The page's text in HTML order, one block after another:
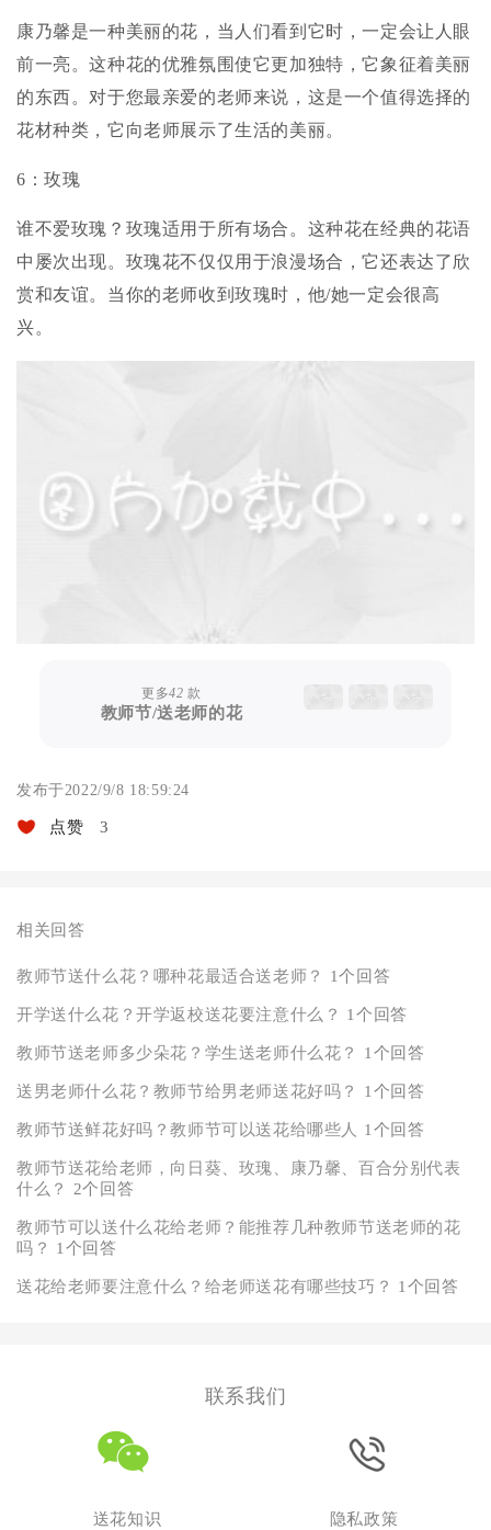
康乃馨是一种美丽的花，当人们看到它时，一定会让人眼
前一亮。这种花的优雅氛围使它更加独特，它象征着美丽
的东西。对于您最亲爱的老师来说，这是一个值得选择的
花材种类，它向老师展示了生活的美丽。
6：玫瑰
谁不爱玫瑰？玫瑰适用于所有场合。这种花在经典的花语
中屡次出现。玫瑰花不仅仅用于浪漫场合，它还表达了欣
赏和友谊。当你的老师收到玫瑰时，他/她一定会很高
兴。
更多42 款
教师节/送老师的花
发布于2022/9/8 18:59:24
点赞 3
相关回答
教师节送什么花？哪种花最适合送老师？ 1个回答
开学送什么花？开学返校送花要注意什么？ 1个回答
教师节送老师多少朵花？学生送老师什么花？ 1个回答
送男老师什么花？教师节给男老师送花好吗？ 1个回答
教师节送鲜花好吗？教师节可以送花给哪些人 1个回答
教师节送花给老师，向日葵、玫瑰、康乃馨、百合分别代表
什么？
2个回答
教师节可以送什么花给老师？能推荐几种教师节送老师的花
吗？
1个回答
送花给老师要注意什么？给老师送花有哪些技巧？ 1个回答
联系我们
送花知识 隐私政策